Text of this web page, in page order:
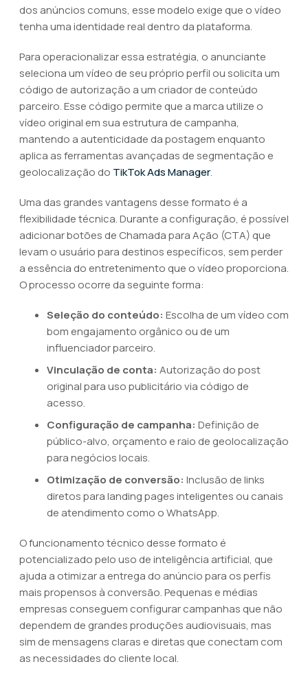
dos anúncios comuns, esse modelo exige que o vídeo
tenha uma identidade real dentro da plataforma.
Para operacionalizar essa estratégia, o anunciante
seleciona um vídeo de seu próprio perfil ou solicita um
código de autorização a um criador de conteúdo
parceiro. Esse código permite que a marca utilize o
vídeo original em sua estrutura de campanha,
mantendo a autenticidade da postagem enquanto
aplica as ferramentas avançadas de segmentação e
geolocalização do TikTok Ads Manager.
Uma das grandes vantagens desse formato é a
flexibilidade técnica. Durante a configuração, é possível
adicionar botões de Chamada para Ação (CTA) que
levam o usuário para destinos específicos, sem perder
a essência do entretenimento que o vídeo proporciona.
O processo ocorre da seguinte forma:
Seleção do conteúdo: Escolha de um vídeo com
bom engajamento orgânico ou de um
influenciador parceiro.
Vinculação de conta: Autorização do post
original para uso publicitário via código de
acesso.
Configuração de campanha: Definição de
público-alvo, orçamento e raio de geolocalização
para negócios locais.
Otimização de conversão: Inclusão de links
diretos para landing pages inteligentes ou canais
de atendimento como o WhatsApp.
O funcionamento técnico desse formato é
potencializado pelo uso de inteligência artificial, que
ajuda a otimizar a entrega do anúncio para os perfis
mais propensos à conversão. Pequenas e médias
empresas conseguem configurar campanhas que não
dependem de grandes produções audiovisuais, mas
sim de mensagens claras e diretas que conectam com
as necessidades do cliente local.